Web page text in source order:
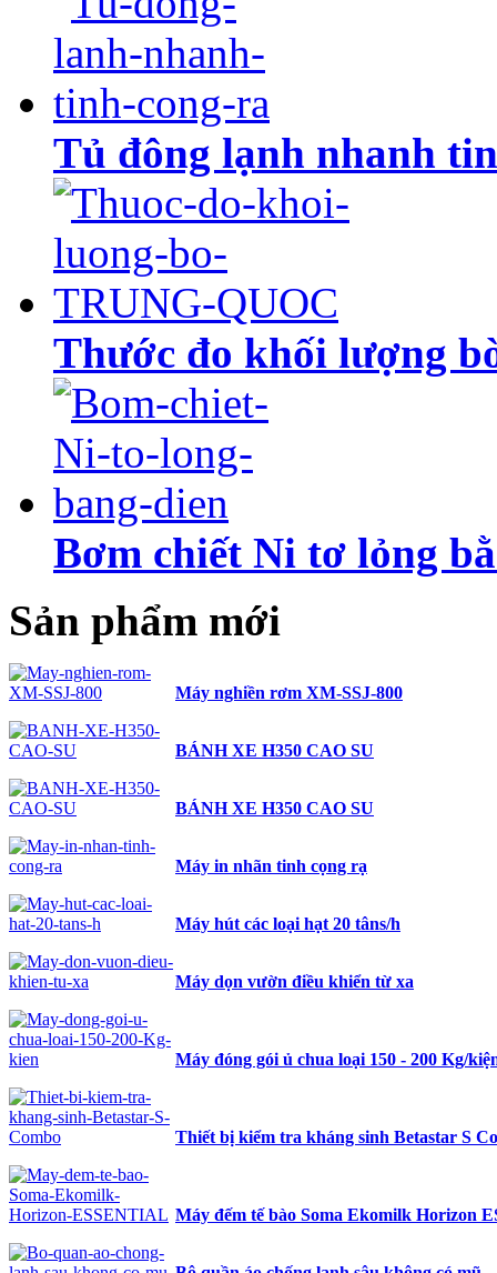
Tủ đông lạnh nhanh
Thước đo khối lượng
Bơm chiết Ni tơ lỏng
Sản phẩm mới
Máy nghiền rơm XM-SSJ-800
BÁNH XE H350 CAO SU
BÁNH XE H350 CAO SU
Máy in nhãn tinh cọng rạ
Máy hút các loại hạt 20 tâns/h
Máy dọn vườn điều khiển từ xa
Máy đóng gói ủ chua loại 150 - 200 Kg/
Thiết bị kiểm tra kháng sinh Betastar S
Máy đếm tế bào Soma Ekomilk Horizon